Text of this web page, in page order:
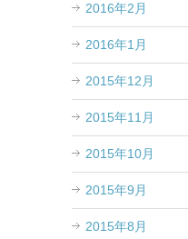
2016年2月
2016年1月
2015年12月
2015年11月
2015年10月
2015年9月
2015年8月